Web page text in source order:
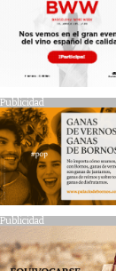
Publicidad
Publicidad